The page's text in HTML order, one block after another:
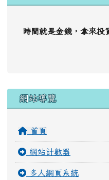
時間就是金錢，拿來投
右邊區域內容
網站導覽
首頁
網站計數器
多人網頁系統